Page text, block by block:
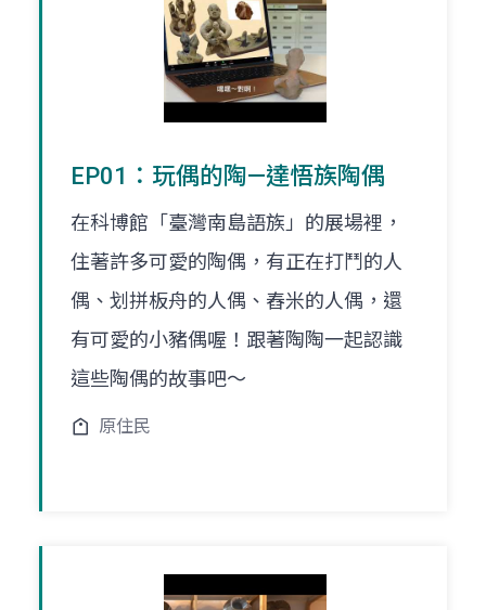
EP01：玩偶的陶—達悟族陶偶
在科博館「臺灣南島語族」的展場裡，
住著許多可愛的陶偶，有正在打鬥的人
偶、划拼板舟的人偶、舂米的人偶，還
有可愛的小豬偶喔！跟著陶陶一起認識
這些陶偶的故事吧～
原住民